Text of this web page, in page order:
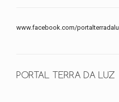
www.facebook.com/
PORTAL TERRA DA LUZ